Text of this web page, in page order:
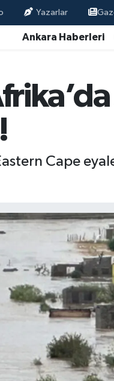
Yazarlar
Ankara Haberleri
Cape